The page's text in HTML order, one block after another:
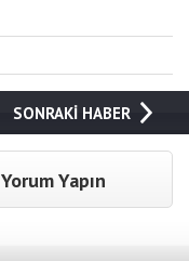
SONRAKİ HABER
Yorum Yapın